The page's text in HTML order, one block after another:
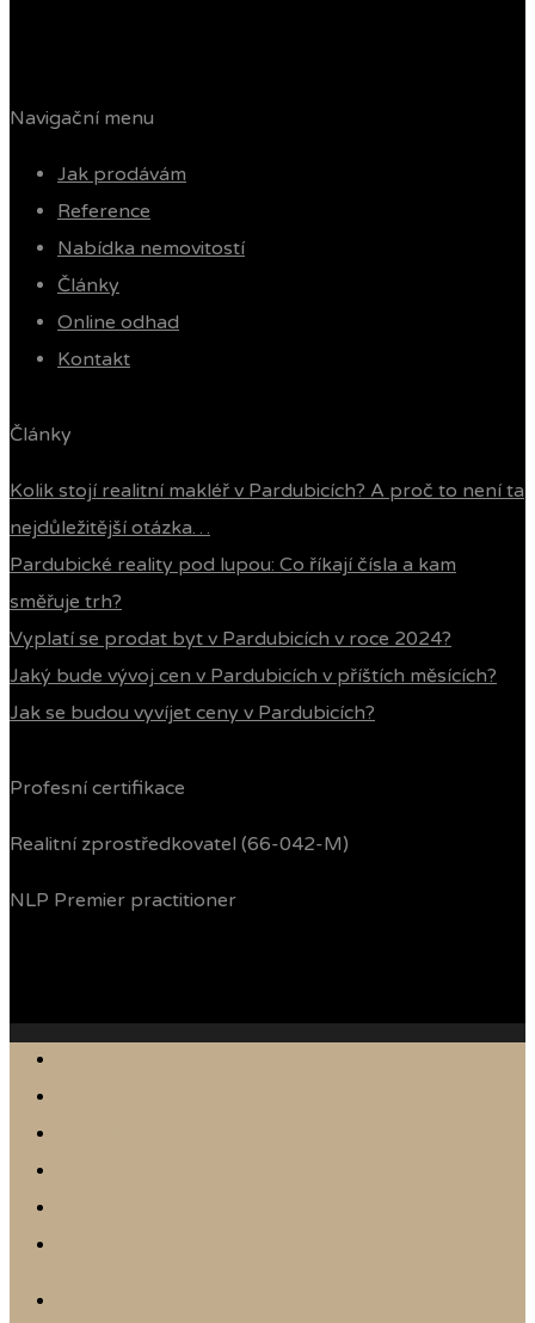
Navigační menu
Jak prodávám
Reference
Nabídka nemovitostí
Články
Online odhad
Kontakt
Články
Kolik stojí realitní makléř v Pardubicích? A proč to není ta
nejdůležitější otázka…
Pardubické reality pod lupou: Co říkají čísla a kam
směřuje trh?
Vyplatí se prodat byt v Pardubicích v roce 2024?
Jaký bude vývoj cen v Pardubicích v příštích měsících?
Jak se budou vyvíjet ceny v Pardubicích?
Profesní certifikace
Realitní zprostředkovatel (66-042-M)
NLP Premier practitioner